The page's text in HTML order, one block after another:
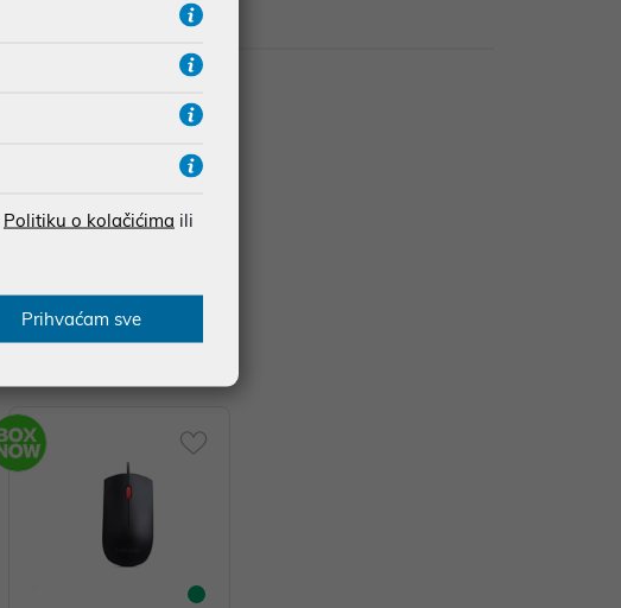
Recenzije
Politiku o kolačićima ili
Prihvaćam sve